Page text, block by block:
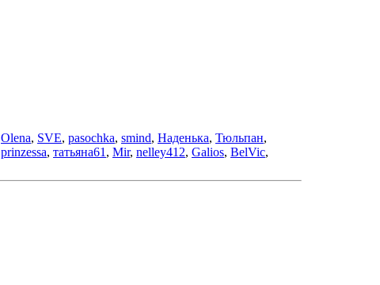
Olena, SVE, pasochka, smind, Наденька, Тюльпан,
prinzessa, татьяна61 , Mir, nelley412, Galios, BelVic,